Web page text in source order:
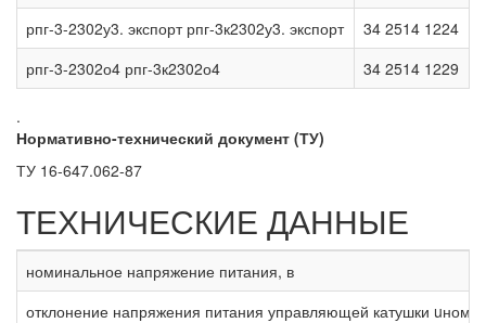
рпг-3-2302у3. экспорт рпг-3к2302у3. экспорт
34 2514 1224
рпг-3-2302о4 рпг-3к2302о4
34 2514 1229
.
Нормативно-технический документ (ТУ)
ТУ 16-647.062-87
ТЕХНИЧЕСКИЕ ДАННЫЕ
номинальное напряжение питания, в
отклонение напряжения питания управляющей катушки uном